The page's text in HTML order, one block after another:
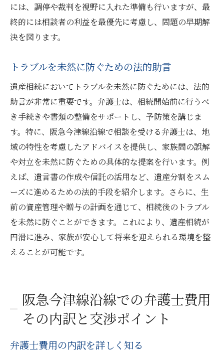
には、調停や裁判を視野に入れた準備も行いますが、最
終的には相談者の利益を最優先に考慮し、問題の早期解
決を図ります。
トラブルを未然に防ぐための法的助言
遺産相続においてトラブルを未然に防ぐためには、法的
助言が非常に重要です。弁護士は、相続開始前に行うべ
き手続きや書類の整備をサポートし、予防策を講じま
す。特に、阪急今津線沿線で相談を受ける弁護士は、地
域の特性を考慮したアドバイスを提供し、家族間の誤解
や対立を未然に防ぐための具体的な提案を行います。例
えば、遺言書の作成や信託の活用など、遺産分割をスム
ーズに進めるための法的手段を紹介します。さらに、生
前の資産管理や贈与の計画を通じて、相続後のトラブル
を未然に防ぐことができます。これにより、遺産相続が
円滑に進み、家族が安心して将来を迎えられる環境を整
えることが可能です。
阪急今津線沿線での弁護士費用
その内訳と交渉ポイント
弁護士費用の内訳を詳しく知る